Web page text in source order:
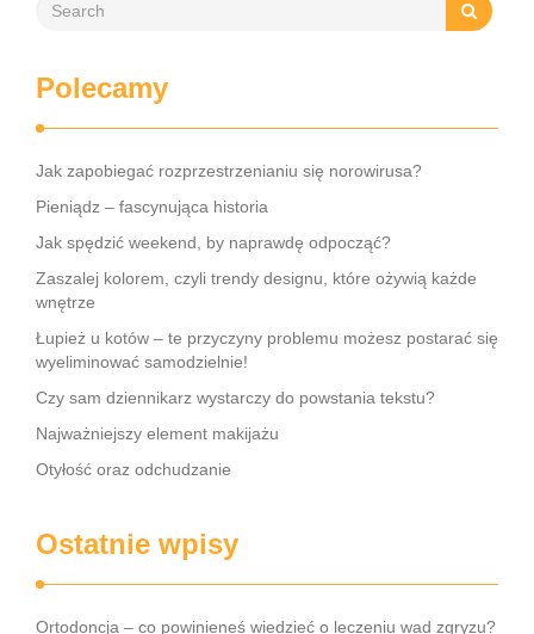
Polecamy
Jak zapobiegać rozprzestrzenianiu się norowirusa?
Pieniądz – fascynująca historia
Jak spędzić weekend, by naprawdę odpocząć?
Zaszalej kolorem, czyli trendy designu, które ożywią każde
wnętrze
Łupież u kotów – te przyczyny problemu możesz postarać się
wyeliminować samodzielnie!
Czy sam dziennikarz wystarczy do powstania tekstu?
Najważniejszy element makijażu
Otyłość oraz odchudzanie
Ostatnie wpisy
Ortodoncja – co powinieneś wiedzieć o leczeniu wad zgryzu?